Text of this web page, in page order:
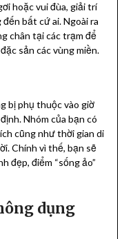
hoặc vui đùa, giải trí
bất cứ ai. Ngoài ra
chân tại các trạm để
sản các vùng miền.
bị phụ thuộc vào giờ
Nhóm của bạn có
cũng như thời gian di
Chính vì thế, bạn sẽ
đẹp, điểm “sống ảo”
dụng